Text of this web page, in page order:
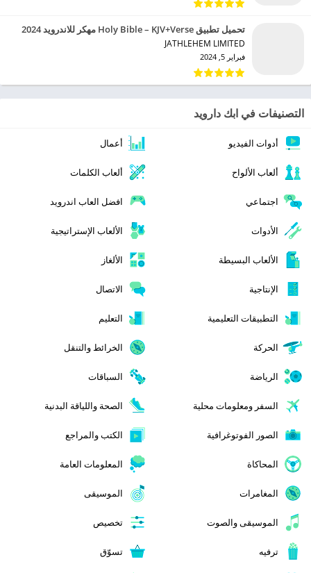
تحميل تطبيق Holy Bible – KJV+Verse مهكر للاندرويد 2024
JATHLEHEM LIMITED‏
فبراير 5, 2024
التصنيفات في ابك دارويد
أدوات الفيديو أعمال
ألعاب الألواح ألعاب الكلمات
اجتماعي افضل العاب اندرويد
الأدوات الألعاب الإستراتيجية
الألعاب البسيطة الألغاز
الإنتاجية الاتصال
التطبيقات التعليمية التعليم
الحركة الخرائط والتنقل
الرياضة السباقات
السفر ومعلومات محلية الصحة واللياقة البدنية
الصور الفوتوغرافية الكتب والمراجع
المحاكاة المعلومات العامة
المغامرات الموسيقى
الموسيقى والصوت تخصيص
ترفيه تسوّق